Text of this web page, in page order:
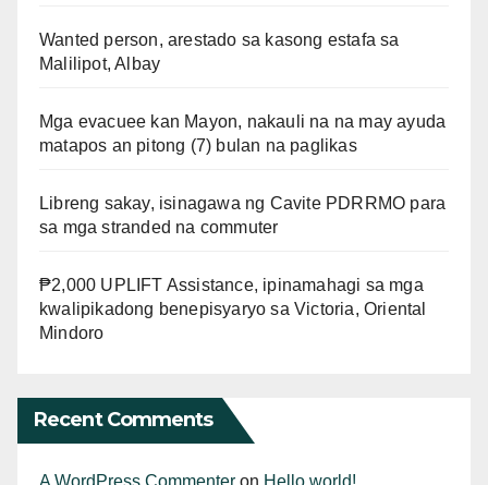
Wanted person, arestado sa kasong estafa sa
Malilipot, Albay
Mga evacuee kan Mayon, nakauli na na may ayuda
matapos an pitong (7) bulan na paglikas
Libreng sakay, isinagawa ng Cavite PDRRMO para
sa mga stranded na commuter
₱2,000 UPLIFT Assistance, ipinamahagi sa mga
kwalipikadong benepisyaryo sa Victoria, Oriental
Mindoro
Recent Comments